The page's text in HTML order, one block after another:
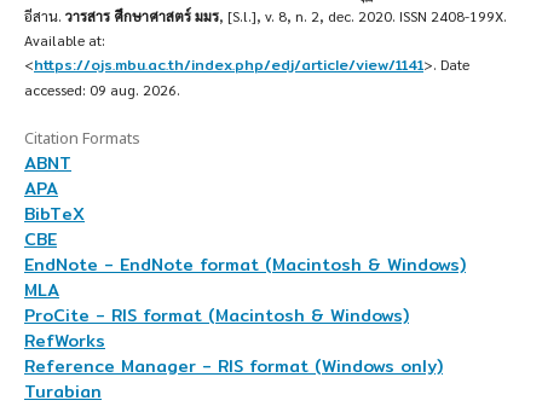
อีสาน. วารสาร ศึกษาศาสตร์ มมร, [S.l.], v. 8, n. 2, dec. 2020. ISSN 2408-199X.
Available at:
<https://ojs.mbu.ac.th/index.php/edj/article/view/1141>. Date
accessed: 09 aug. 2026.
Citation Formats
ABNT
APA
BibTeX
CBE
EndNote - EndNote format (Macintosh & Windows)
MLA
ProCite - RIS format (Macintosh & Windows)
RefWorks
Reference Manager - RIS format (Windows only)
Turabian